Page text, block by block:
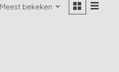
Meest bekeken